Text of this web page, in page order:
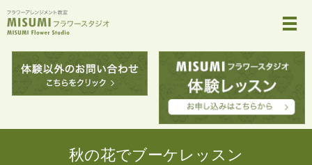
メ
秋の花でブーケレッスン